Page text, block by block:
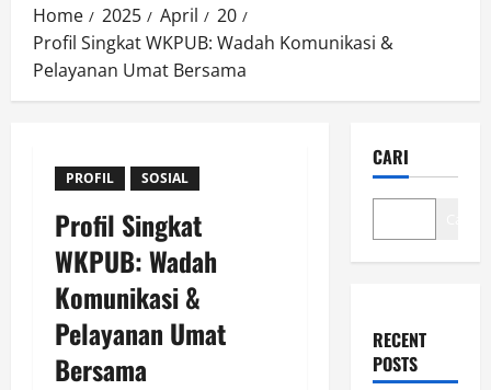
Home 2025 April
20
Profil Singkat WKPUB: Wadah Komunikasi &
Pelayanan Umat Bersama
PROFIL SOSIAL
Profil Singkat
WKPUB: Wadah
Komunikasi &
Pelayanan Umat
Bersama
CARI
RECENT
POSTS